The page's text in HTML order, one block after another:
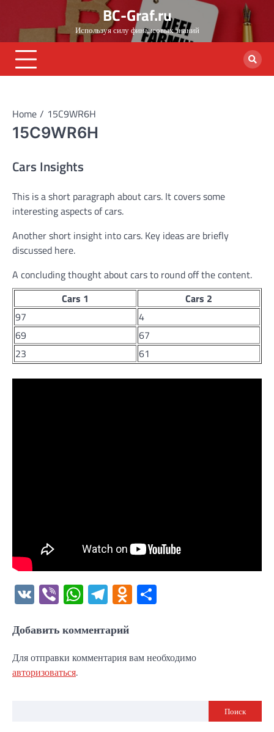
content
BC-Graf.ru
Используя силу финансовых знаний
Home 15C9WR6H
15C9WR6H
Cars Insights
This is a short paragraph about cars. It covers some
interesting aspects of cars.
Another short insight into cars. Key ideas are briefly
discussed here.
A concluding thought about cars to round off the content.
Cars 1
Cars 2
97
4
69
67
23
61
VK ViberWhatsApp
Telegram
Odnoklassniki
Добавить комментарий
Для отправки комментария вам необходимо
авторизоваться.
Поиск